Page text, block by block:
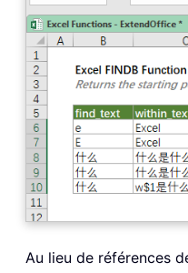
Au lieu de références